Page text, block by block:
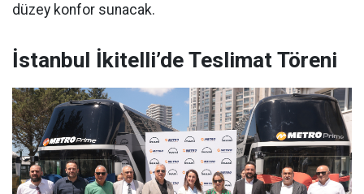
düzey konfor sunacak.
İstanbul İkitelli’de Teslimat Töreni